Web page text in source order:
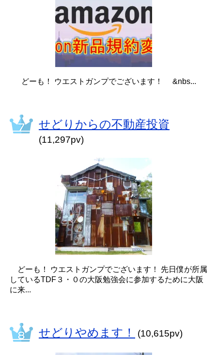
どーも！ ウエストガンプでございます！ &nbs...
せどりからの不動産投資
(11,297pv)
どーも！ ウエストガンプでございます！ 先日僕が所属
しているTDF３・０の大阪勉強会に参加するために大阪
に来...
せどりやめます！ (10,615pv)